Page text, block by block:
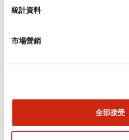
統計資料
市場營銷
全部接受
環境規範